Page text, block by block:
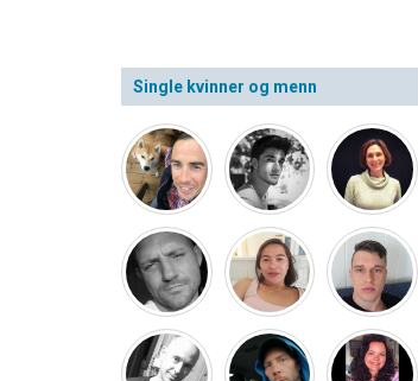
Single kvinner og menn